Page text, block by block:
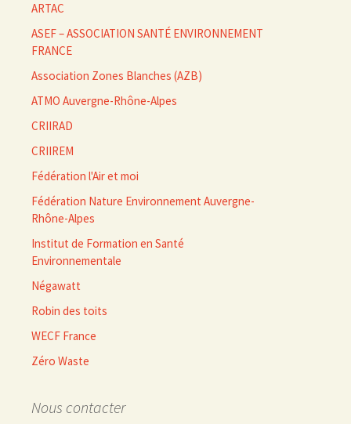
ARTAC
ASEF – ASSOCIATION SANTÉ ENVIRONNEMENT
FRANCE
Association Zones Blanches (AZB)
ATMO Auvergne-Rhône-Alpes
CRIIRAD
CRIIREM
Fédération l'Air et moi
Fédération Nature Environnement Auvergne-
Rhône-Alpes
Institut de Formation en Santé
Environnementale
Négawatt
Robin des toits
WECF France
Zéro Waste
Nous contacter